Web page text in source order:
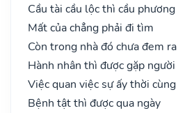
Cầu tài cầu lộc thì cầu phương
Mất của chẳng phải đi tìm
Còn trong nhà đó chưa đem
Hành nhân thì được gặp người
Việc quan việc sự ấy thời
Bệnh tật thì được qua ngày